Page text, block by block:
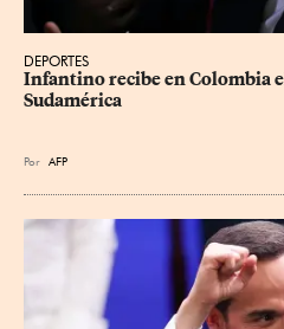
DEPORTES
Infantino recibe en Colombia
Sudamérica
Por AFP